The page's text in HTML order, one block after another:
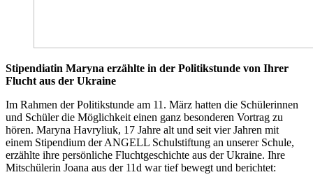
Stipendiatin Maryna erzählte in der Politikstunde von Ihrer
Flucht aus der Ukraine
Im Rahmen der Politikstunde am 11. März hatten die Schülerinnen
und Schüler die Möglichkeit einen ganz besonderen Vortrag zu
hören. Maryna Havryliuk, 17 Jahre alt und seit vier Jahren mit
einem Stipendium der ANGELL Schulstiftung an unserer Schule,
erzählte ihre persönliche Fluchtgeschichte aus der Ukraine. Ihre
Mitschülerin Joana aus der 11d war tief bewegt und berichtet: